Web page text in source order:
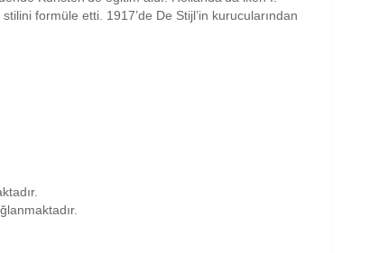
formüle etti. 1917’de De Stijl’in kurucularından